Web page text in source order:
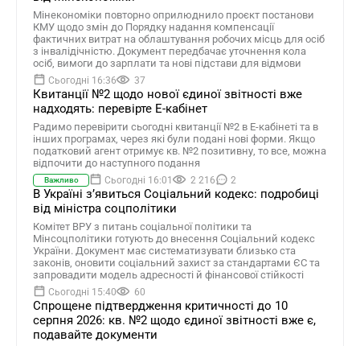
Мінекономіки повторно оприлюднило проєкт постанови
КМУ щодо змін до Порядку надання компенсації
фактичних витрат на облаштування робочих місць для осіб
з інвалідічністю. Документ передбачає уточнення кола
осіб, вимоги до зарплати та нові підстави для відмови
Сьогодні 16:36 37
Квитанції №2 щодо нової єдиної звітності вже
надходять: перевірте Е-кабінет
Радимо перевірити сьогодні квитанції №2 в Е-кабінеті та в
інших програмах, через які були подані нові форми. Якщо
податковий агент отримує кв. №2 позитивну, то все, можна
відпочити до наступного подання
Важливо Сьогодні 16:01 2 216 2
В Україні зʼявиться Соціальний кодекс: подробиці
від міністра соцполітики
Комітет ВРУ з питань соціальної політики та
Мінсоцполітики готують до внесення Соціальний кодекс
України. Документ має систематизувати близько ста
законів, оновити соціальний захист за стандартами ЄС та
запровадити модель адресності й фінансової стійкості
Сьогодні 15:40 60
Спрощене підтвердження критичності до 10
серпня 2026: кв. №2 щодо єдиної звітності вже є,
подавайте документи